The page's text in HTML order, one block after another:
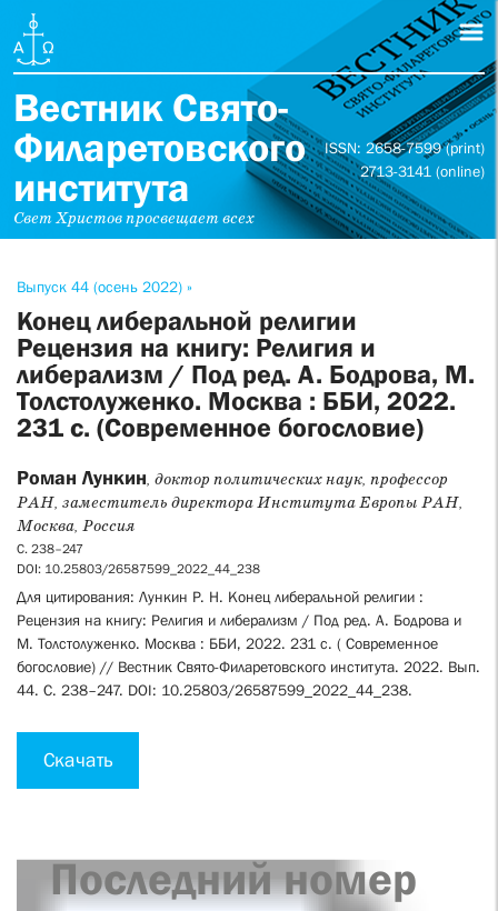
Вестник Свято-
Филаретовского
института
Свет Христов просвещает всех
ISSN: 2658-7599 (print)
2713-3141 (online)
Выпуск 44 (осень 2022) »
Конец либеральной религии
Рецензия на книгу: Религия и
либерализм / Под ред. А. Бодрова, М.
Толстолуженко. Москва : ББИ, 2022.
231 с. (Современное богословие)
Роман Лункин, доктор политических наук, профессор
РАН, заместитель директора Института Европы РАН,
Москва, Россия
С. 238–247
DOI: 10.25803/26587599_2022_44_238
Для цитирования: Лункин Р. Н. Конец либеральной религии :
Рецензия на книгу: Религия и либерализм / Под ред. А. Бодрова и
М. Толстолуженко. Москва : ББИ, 2022. 231 с. ( Современное
богословие) // Вестник Свято-Филаретовского института. 2022. Вып.
44. С. 238–247. DOI: 10.25803/26587599_2022_44_238.
Скачать
Последний номер